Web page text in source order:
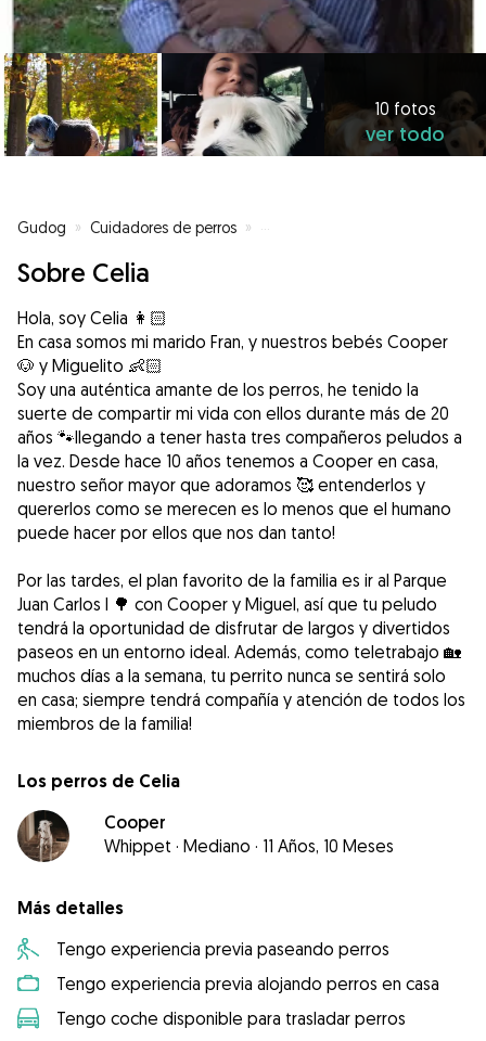
10 fotos
ver todo
Gudog » Cuidadores de perros » Cuidadores de perros en Madrid
Sobre Celia
Hola, soy Celia 👩🏻
En casa somos mi marido Fran, y nuestros bebés Cooper
🐶 y Miguelito 👶🏻
Soy una auténtica amante de los perros, he tenido la
suerte de compartir mi vida con ellos durante más de 20
años 🐾llegando a tener hasta tres compañeros peludos a
la vez. Desde hace 10 años tenemos a Cooper en casa,
nuestro señor mayor que adoramos 🥰 entenderlos y
quererlos como se merecen es lo menos que el humano
puede hacer por ellos que nos dan tanto!
Por las tardes, el plan favorito de la familia es ir al Parque
Juan Carlos I 🌳 con Cooper y Miguel, así que tu peludo
tendrá la oportunidad de disfrutar de largos y divertidos
paseos en un entorno ideal. Además, como teletrabajo 🏡
muchos días a la semana, tu perrito nunca se sentirá solo
en casa; siempre tendrá compañía y atención de todos los
miembros de la familia!
Los perros de Celia
Cooper
Whippet · Mediano · 11 Años, 10 Meses
Más detalles
Tengo experiencia previa paseando perros
Tengo experiencia previa alojando perros en casa
Tengo coche disponible para trasladar perros